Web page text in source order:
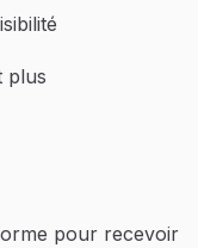
plus
pour recevoir